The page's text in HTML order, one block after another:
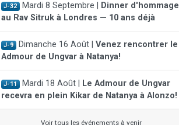
J-32 Mardi 8 Septembre |
Dinner d'hommage
au Rav Sitruk à Londres — 10 ans déjà
J-9 Dimanche 16 Août | Venez rencontrer le
Admour de Ungvar à Natanya!
J-11 Mardi 18 Août |
Le Admour de Ungvar
recevra en plein Kikar de Natanya à Alonzo!
Voir tous les événements à venir